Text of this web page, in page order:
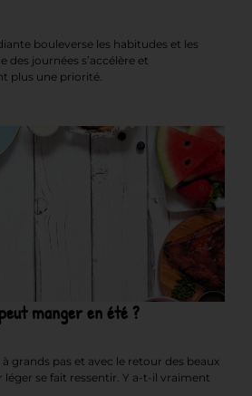
bouleverse les habitudes et les
des journées s’accélère et
plus une priorité.
manger en été ?
grands pas et avec le retour des beaux
léger se fait ressentir. Y a-t-il vraiment